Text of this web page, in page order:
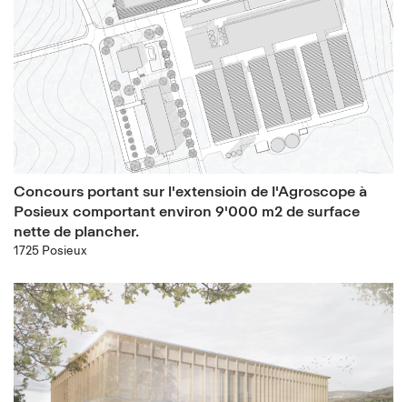
Concours portant sur l'extensioin de l'Agroscope à
Posieux comportant environ 9'000 m2 de surface
nette de plancher.
1725 Posieux